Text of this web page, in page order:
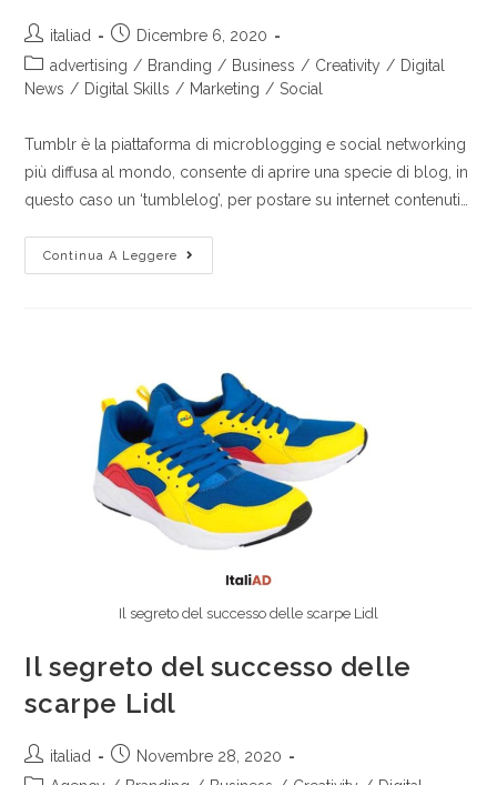
italiad
Dicembre 6, 2020
advertising / Branding / Business / Creativity / Digital
News / Digital Skills / Marketing / Social
Tumblr è la piattaforma di microblogging e social networking
più diffusa al mondo, consente di aprire una specie di blog, in
questo caso un ‘tumblelog’, per postare su internet contenuti…
Continua A Leggere
Il segreto del successo delle scarpe Lidl
Il segreto del successo delle
scarpe Lidl
italiad
Novembre 28, 2020